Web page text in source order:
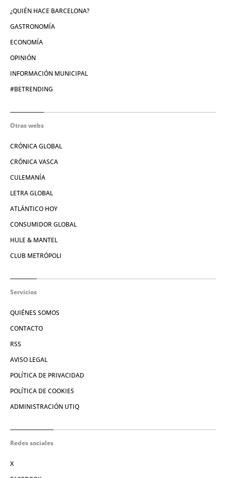
¿QUIÉN HACE BARCELONA?
GASTRONOMÍA
ECONOMÍA
OPINIÓN
INFORMACIÓN MUNICIPAL
#BETRENDING
Otras webs
CRÓNICA GLOBAL
CRÓNICA VASCA
CULEMANÍA
LETRA GLOBAL
ATLÁNTICO HOY
CONSUMIDOR GLOBAL
HULE & MANTEL
CLUB METRÓPOLI
Servicios
QUIÉNES SOMOS
CONTACTO
RSS
AVISO LEGAL
POLÍTICA DE PRIVACIDAD
POLÍTICA DE COOKIES
ADMINISTRACIÓN UTIQ
Redes sociales
X